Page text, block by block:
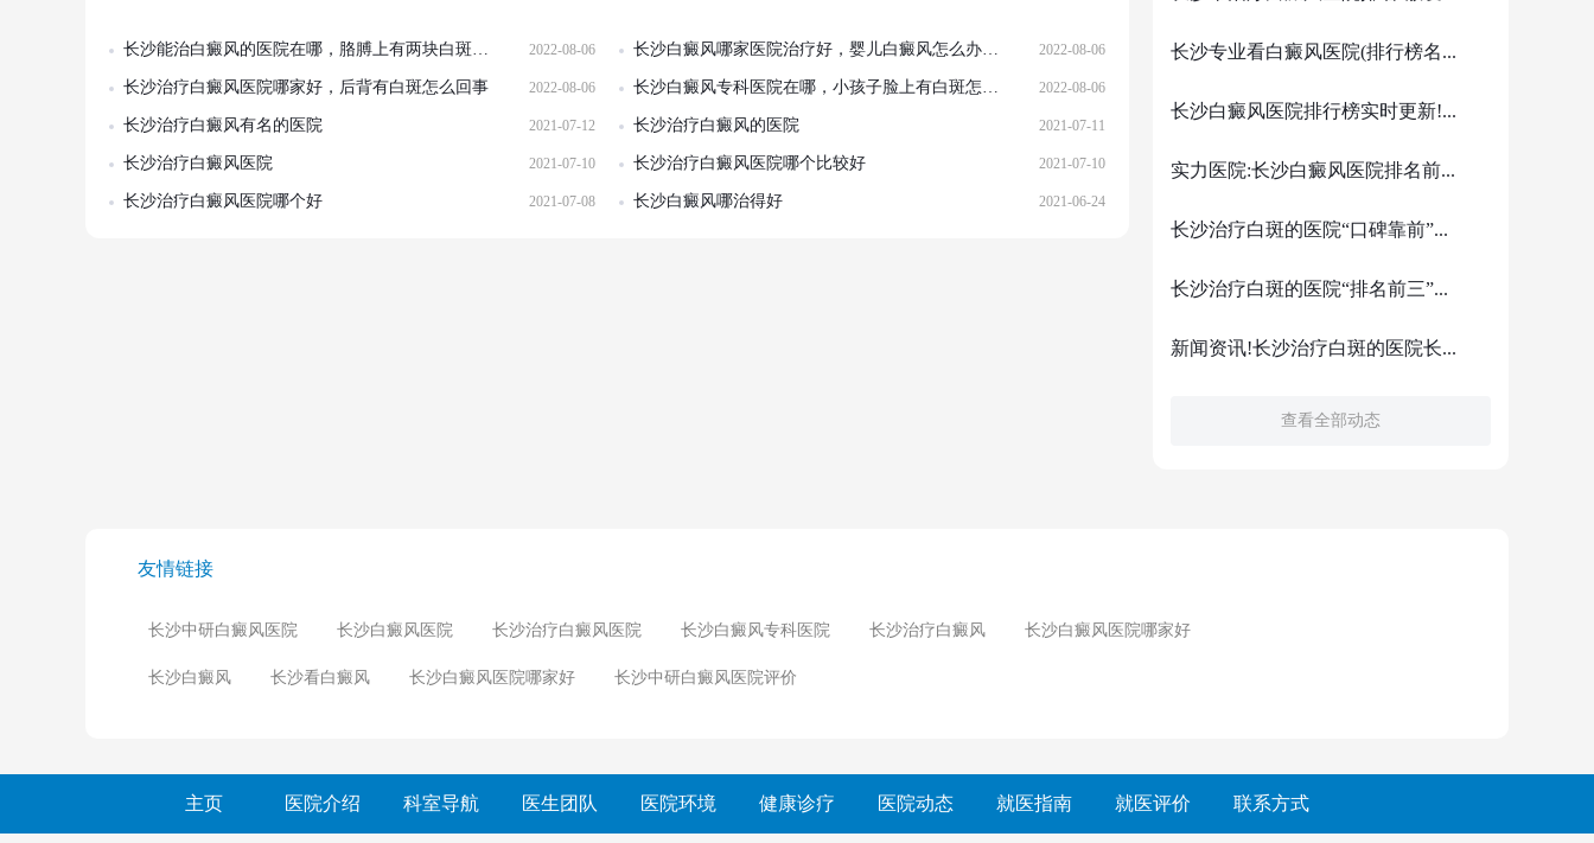
长沙能治白癜风的医院在哪，胳膊上有两块白斑怎么回事 2022-08-06 长沙白癜风哪家医院治疗好，婴儿白癜风怎么办?可以治疗吗? 2022-08-06
长沙治疗白癜风医院哪家好，后背有白斑怎么回事 2022-08-06 长沙白癜风专科医院在哪，小孩子脸上有白斑怎么办 2022-08-06
长沙治疗白癜风有名的医院 2021-07-12 长沙治疗白癜风的医院 2021-07-11
长沙治疗白癜风医院 2021-07-10 长沙治疗白癜风医院哪个比较好 2021-07-10
长沙治疗白癜风医院哪个好 2021-07-08 长沙白癜风哪治得好 2021-06-24
长沙专业看白癜风医院(排行榜名...
长沙白癜风医院排行榜实时更新!...
实力医院:长沙白癜风医院排名前...
长沙治疗白斑的医院“口碑靠前”...
长沙治疗白斑的医院“排名前三”...
新闻资讯!长沙治疗白斑的医院长...
查看全部动态
友情链接
长沙中研白癜风医院 长沙白癜风医院 长沙治疗白癜风医院 长沙白癜风专科医院 长沙治疗白癜风 长沙白癜风医院哪家好
长沙白癜风 长沙看白癜风 长沙白癜风医院哪家好 长沙中研白癜风医院评价
主页 医院介绍 科室导航 医生团队 医院环境 健康诊疗 医院动态 就医指南 就医评价 联系方式